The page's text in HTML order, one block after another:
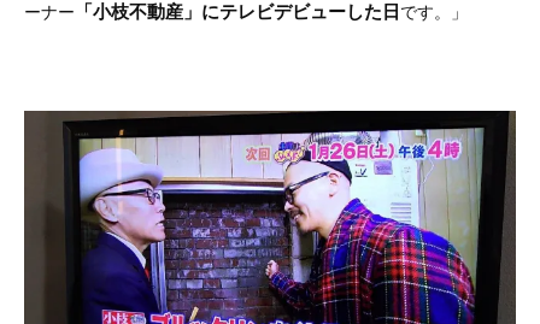
ーナー 「小枝不動産」にテレビデビューした日 です。」